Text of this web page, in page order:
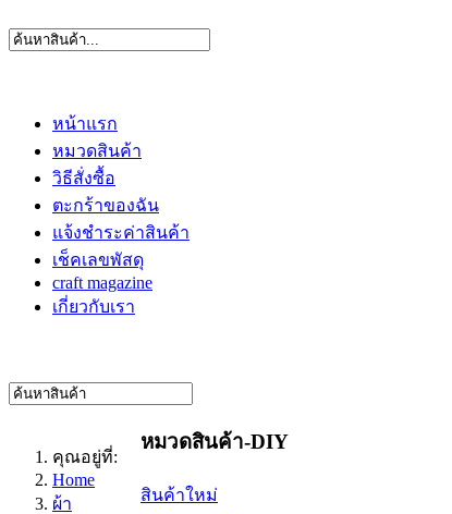
หน้าแรก
หมวดสินค้า
วิธีสั่งซื้อ
ตะกร้าของฉัน
แจ้งชำระค่าสินค้า
เช็คเลขพัสดุ
craft magazine
เกี่ยวกับเรา
คุณอยู่ที่:
Home
ผ้า
หมวดสินค้า-DIY
สินค้าใหม่